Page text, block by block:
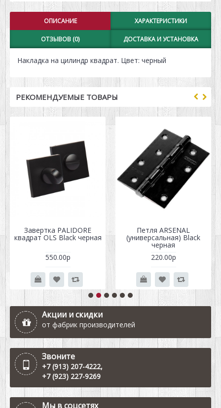
ОПИСАНИЕ ХАРАКТЕРИСТИКИ
ОТЗЫВОВ (0) ДОСТАВКА И УСТАНОВКА
Накладка на цилиндр квадрат. Цвет: черный
РЕКОМЕНДУЕМЫЕ ТОВАРЫ
Завертка PALIDORE
квадрат OLS Black черная
550.00р
Петля ARSENAL
(универсальная) Black
черная
220.00р
Акции и скидки
от фабрик производителей
Звоните
+7 (913) 207-4222,
+7 (923) 227-9269
Мы в соцсетях